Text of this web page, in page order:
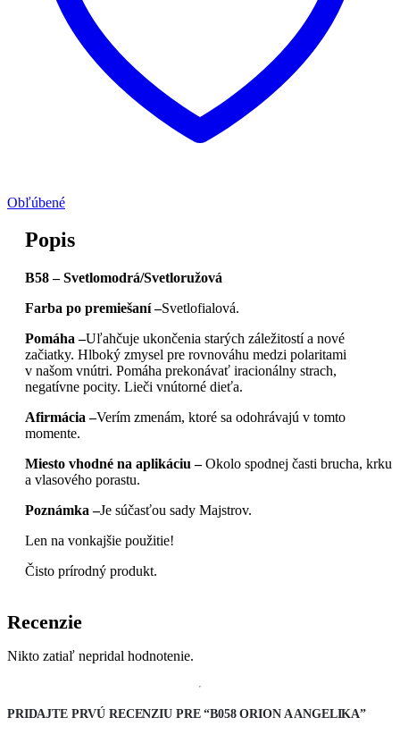
Obľúbené
Popis
B58 – Svetlomodrá/Svetloružová
Farba po premiešaní –Svetlofialová.
Pomáha –Uľahčuje ukončenia starých záležitostí a nové
začiatky. Hlboký zmysel pre rovnováhu medzi polaritami
v našom vnútri. Pomáha prekonávať iracionálny strach,
negatívne pocity. Lieči vnútorné dieťa.
Afirmácia –Verím zmenám, ktoré sa odohrávajú v tomto
momente.
Miesto vhodné na aplikáciu –Okolo spodnej časti brucha, krku
a vlasového porastu.
Poznámka –Je súčasťou sady Majstrov.
Len na vonkajšie použitie!
Čisto prírodný produkt.
Recenzie
Nikto zatiaľ nepridal hodnotenie.
PRIDAJTE PRVÚ RECENZIU PRE “B058 ORION A ANGELIKA”